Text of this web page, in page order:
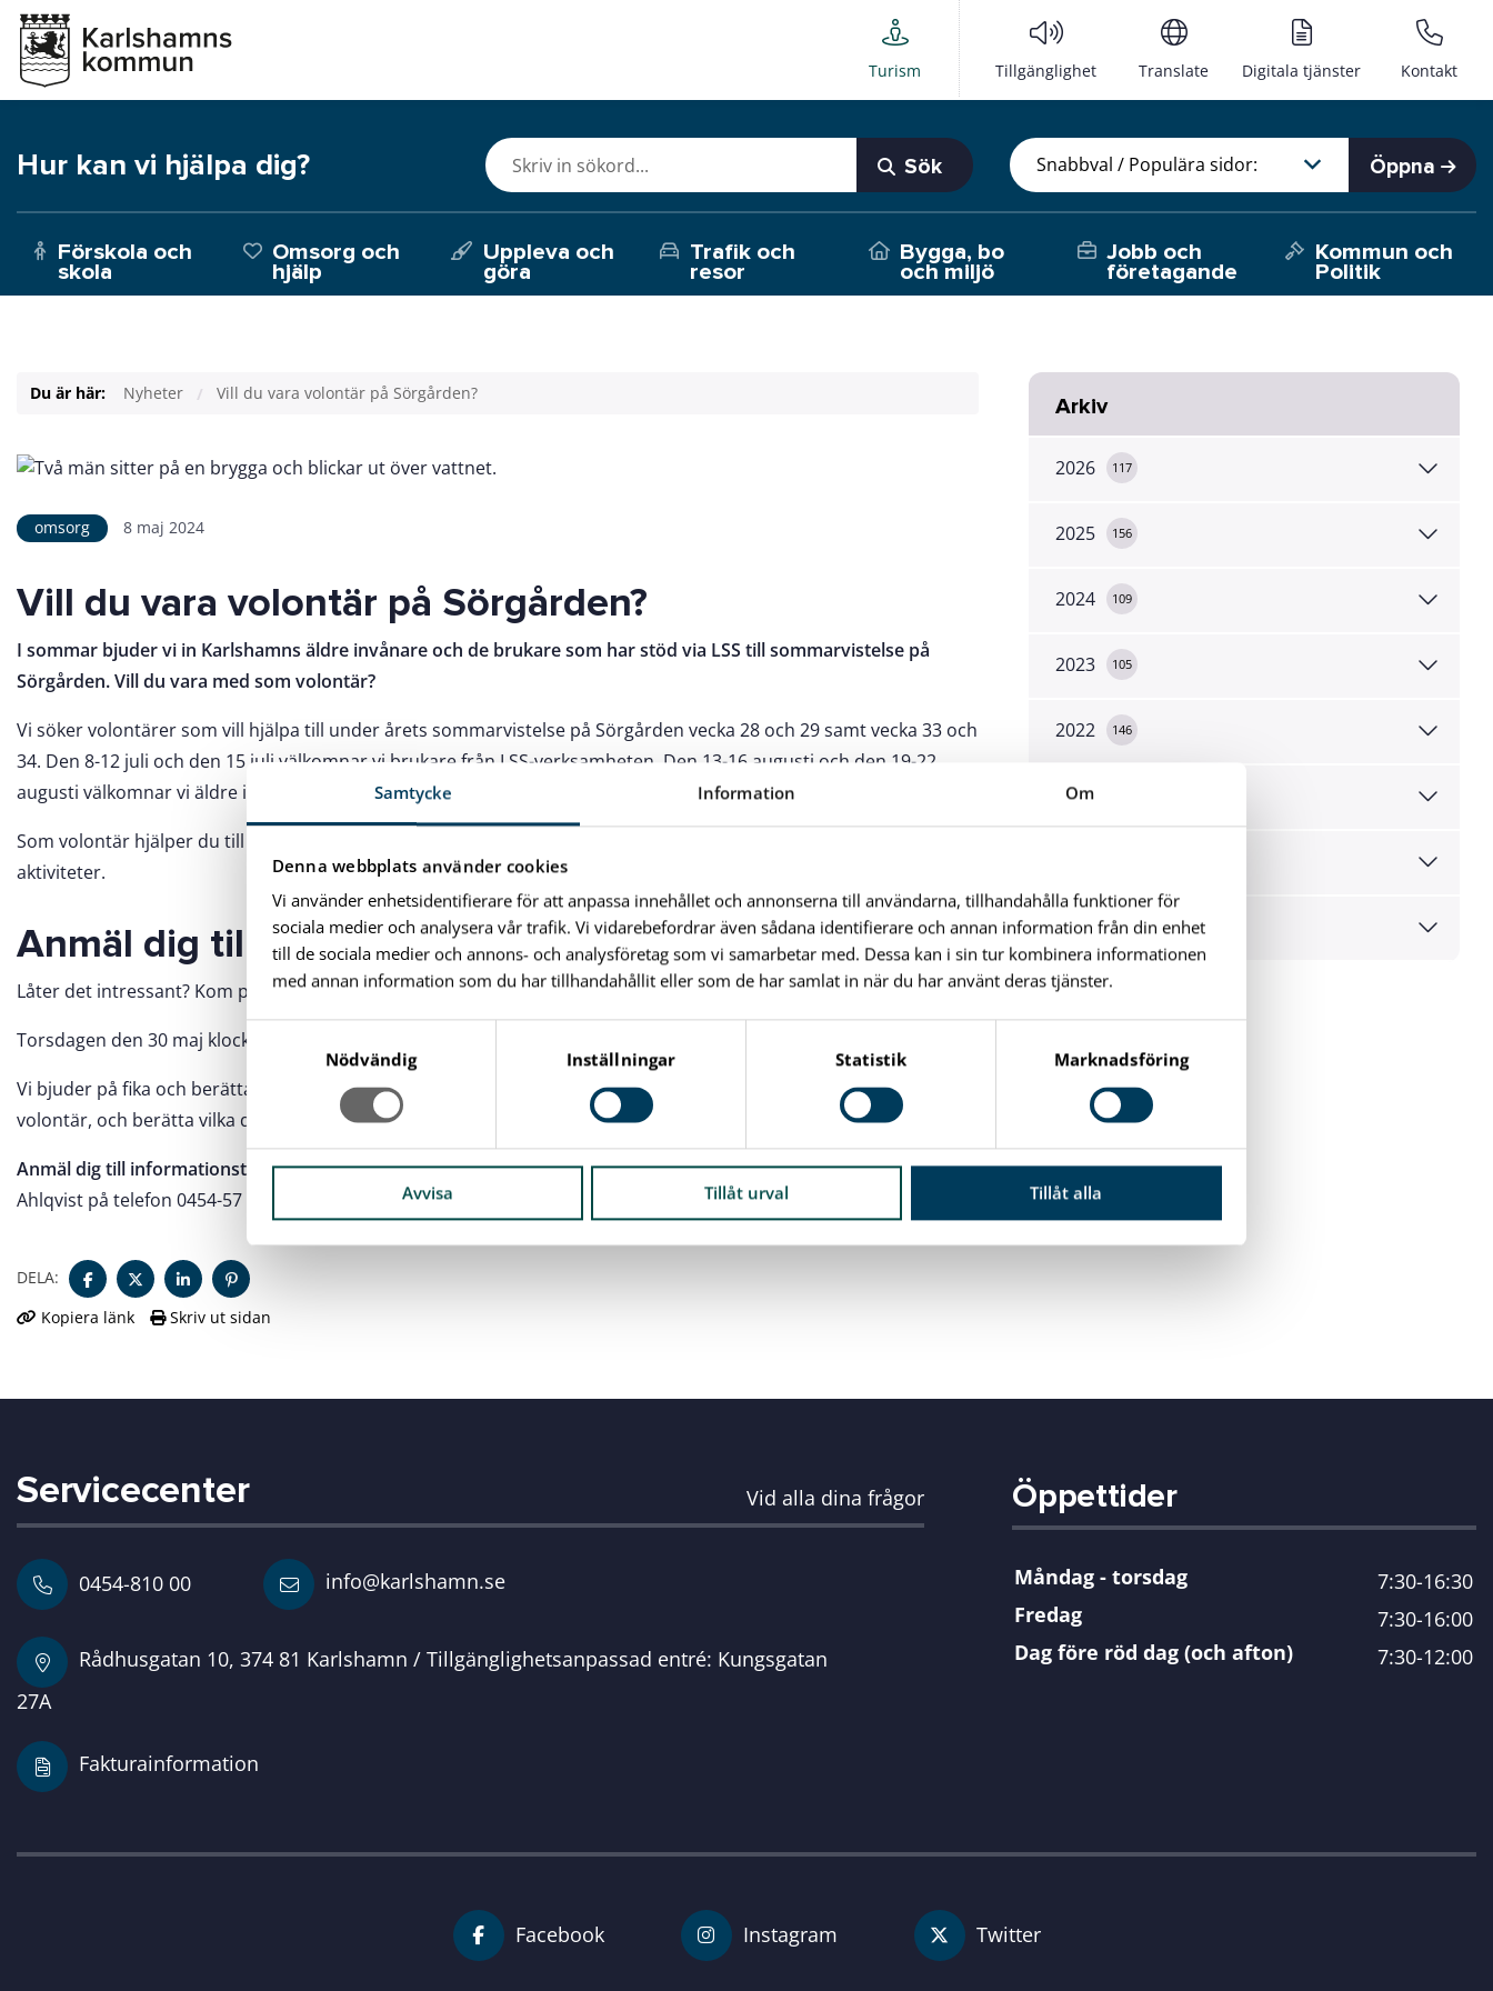
Samtycke Information Om
Denna webbplats använder cookies
Vi använder enhetsidentifierare för att anpassa innehållet och annonserna till användarna, tillhandahålla funktioner för
sociala medier och analysera vår trafik. Vi vidarebefordrar även sådana identifierare och annan information från din enhet
till de sociala medier och annons- och analysföretag som vi samarbetar med. Dessa kan i sin tur kombinera informationen
med annan information som du har tillhandahållit eller som de har samlat in när du har använt deras tjänster.
m
t
c
s
v
a
l
Nödvändig Inställningar Statistik Marknadsföring
Avvisa Tillåt urval Tillåt alla
Turism Tillgänglighet Translate Digitala tjänster Kontakt
Hur kan vi hjälpa dig? Sök Öppna
Förskola och
skola
Omsorg och
hjälp
Uppleva och
göra
Trafik och
resor
Bygga, bo
och miljö
Jobb och
företagande
Kommun och
Politik
Du är här: Nyheter Vill du vara volontär på Sörgården?
omsorg 8 maj 2024
Vill du vara volontär på Sörgården?
I sommar bjuder vi in Karlshamns äldre invånare och de brukare som har stöd via LSS till sommarvistelse på
Sörgården. Vill du vara med som volontär?
Vi söker volontärer som vill hjälpa till under årets sommarvistelse på Sörgården vecka 28 och 29 samt vecka 33 och
34. Den 8-12 juli och den 15 juli välkomnar vi brukare från LSS-verksamheten. Den 13-16 augusti och den 19-22
augusti välkomnar vi äldre invånare i kommunen.
Som volontär hjälper du till med att duka och servera fika och lunch. Du är också ett sällskap och hjälper till vid
aktiviteter.
Anmäl dig till informationsträff
Låter det intressant? Kom på vår informationsträff för volontärer för att få veta mer:
Torsdagen den 30 maj klockan 17.00 på Mötesplats Karlshamn, Regeringsgatan 46.
Vi bjuder på fika och berättar mer om årets sommarvistelse. Under träffen kan du anmäla ditt intresse som
volontär, och berätta vilka dagar du kan vara på plats på Sörgården, och vad du då helst skulle vilja hjälpa till med.
Anmäl dig till informationsträffen senast den 22 majtill Marita Gill på telefon 0733-74 51 03 eller till Elisabeth
Ahlqvist på telefon 0454-57 46 19.
DELA:
Kopiera länk
Skriv ut sidan
Arkiv
2026 117
2025 156
2024 109
2023 105
2022 146
2021
2019 42
Servicecenter Vid alla dina frågor
0454-810 00 info@karlshamn.se
Rådhusgatan 10, 374 81 Karlshamn / Tillgänglighetsanpassad entré: Kungsgatan
27A
Fakturainformation
Öppettider
Måndag - torsdag
7:30-16:30
Fredag
7:30-16:00
Dag före röd dag (och afton)
7:30-12:00
Facebook Instagram Twitter